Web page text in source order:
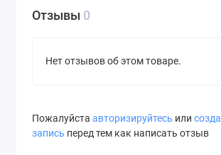
Отзывы 0
Нет отзывов об этом товаре.
Пожалуйста авторизируйтесь или
запись перед тем как написать отзыв